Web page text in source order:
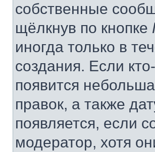
собственные
щёлкнув по кнопке
иногда только в
создания. Если
появится
правок, а также
появляется, если
модератор, хотя